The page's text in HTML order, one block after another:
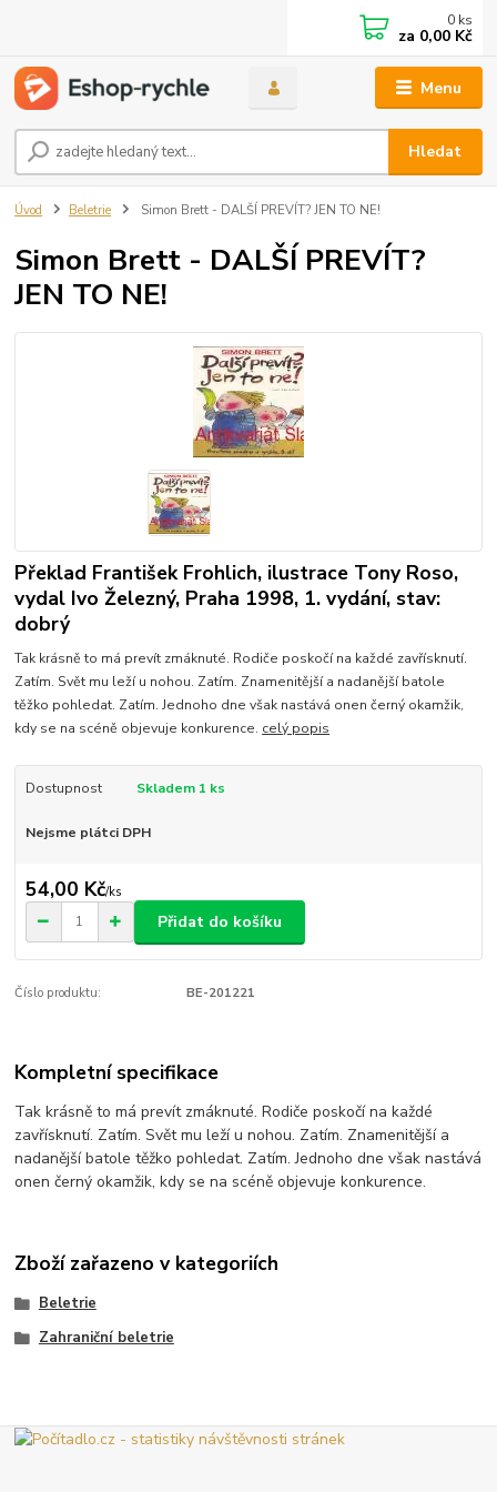
Menu
Hledat
0 ks
za 0,00 Kč
Úvod Beletrie Simon Brett - DALŠÍ PREVÍT? JEN TO NE!
Simon Brett - DALŠÍ PREVÍT?
JEN TO NE!
Překlad František Frohlich, ilustrace Tony Roso,
vydal Ivo Železný, Praha 1998, 1. vydání, stav:
dobrý
Tak krásně to má prevít zmáknuté. Rodiče poskočí na každé zavřísknutí.
Zatím. Svět mu leží u nohou. Zatím. Znamenitější a nadanější batole
těžko pohledat. Zatím. Jednoho dne však nastává onen černý okamžik,
kdy se na scéně objevuje konkurence. celý popis
Dostupnost Skladem 1 ks
Nejsme plátci DPH
54,00 Kč/ks
Přidat do košíku
Číslo produktu: BE-201221
Kompletní specifikace
Tak krásně to má prevít zmáknuté. Rodiče poskočí na každé
zavřísknutí. Zatím. Svět mu leží u nohou. Zatím. Znamenitější a
nadanější batole těžko pohledat. Zatím. Jednoho dne však nastává
onen černý okamžik, kdy se na scéně objevuje konkurence.
Zboží zařazeno v kategoriích
Beletrie
Zahraniční beletrie